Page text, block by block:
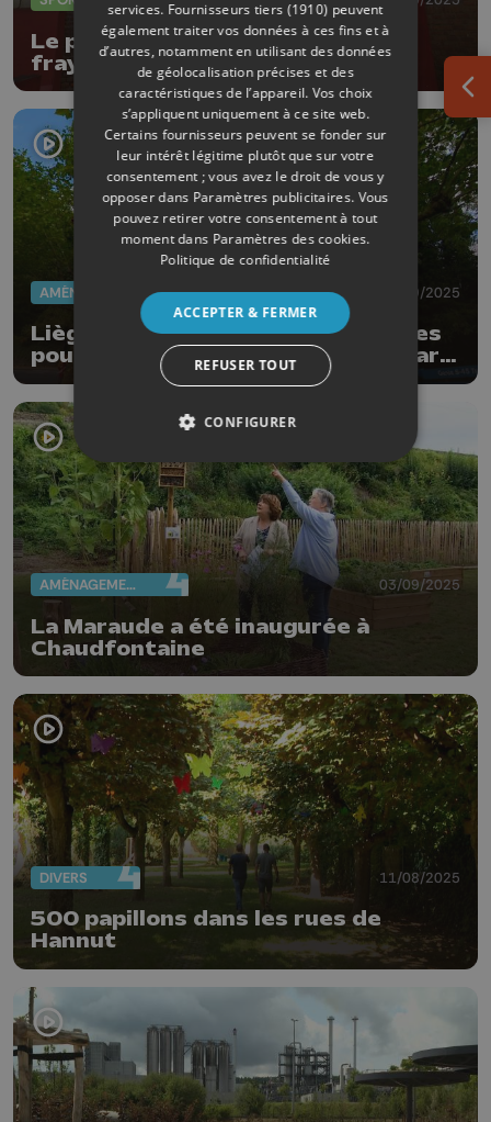
Le parkour tente encore de se
frayer un chemin
16/09/2025
Liège : une passerelle de 81 mètres
pour les piétons et cyclistes du parc
AMÉNAGEMENT DU TERRITOIRE 03/09/2025
La Maraude a été inaugurée à
Chaudfontaine
DIVERS 11/08/2025
500 papillons dans les rues de
Hannut
services. Fournisseurs tiers (1910) peuvent
également traiter vos données à ces fins et à
d’autres, notamment en utilisant des données
de géolocalisation précises et des
caractéristiques de l’appareil. Vos choix
s’appliquent uniquement à ce site web.
Certains fournisseurs peuvent se fonder sur
leur intérêt légitime plutôt que sur votre
consentement ; vous avez le droit de vous y
opposer dans Paramètres publicitaires. Vous
pouvez retirer votre consentement à tout
moment dans Paramètres des cookies.
Politique de confidentialité
ACCEPTER & FERMER
REFUSER TOUT
CONFIGURER